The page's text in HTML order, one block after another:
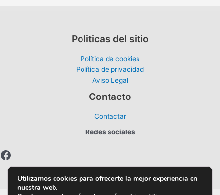
Politicas del sitio
Política de cookies
Política de privacidad
Aviso Legal
Contacto
Contactar
Redes sociales
Facebook
Utilizamos cookies para ofrecerte la mejor experiencia en
nuestra web.